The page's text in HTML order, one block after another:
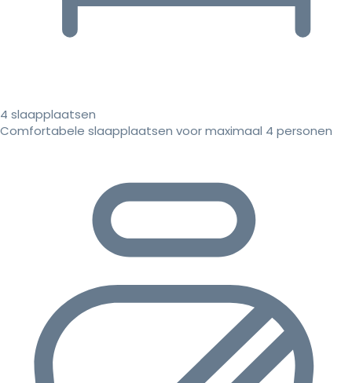
4 slaapplaatsen
Comfortabele slaapplaatsen voor maximaal 4 personen